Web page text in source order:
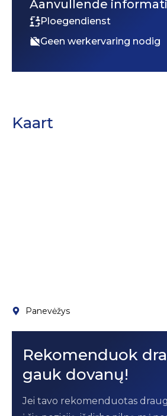
Aanvullende
Ploegendienst
Geen werkervaring nodig
Kaart
Panevėžys
Rekomenduok
gauk dovanų!
Jei tavo rekomenduotas